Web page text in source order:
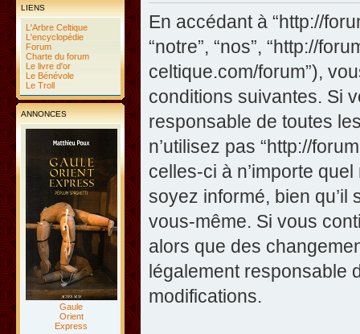
LIENS
L'Arbre Celtique
L'encyclopédie
Forum
Charte du forum
Le livre d'or
Le Bénévole
Le Troll
ANNONCES
Gaule
Orient
Express
En accédant à “http://
“notre”, “nos”, “http://
celtique.com/forum”),
conditions suivantes. Si
responsable de toutes
n’utilisez pas “http://
celles-ci à n’importe
soyez informé, bien
vous-même. Si vous
alors que des
légalement responsable
modifications.